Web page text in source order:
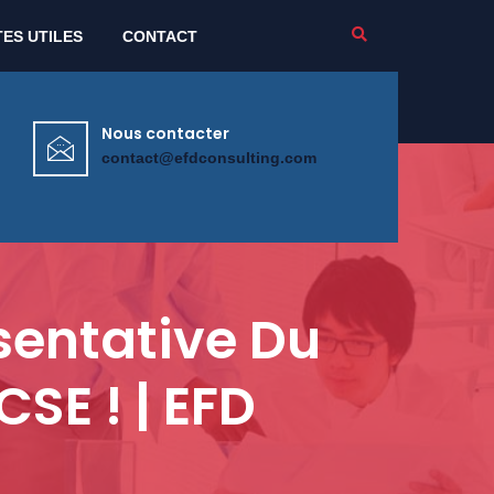
Nous contacter
contact@efdconsulting.com
UTILES CONTACT
Du
! | EFD